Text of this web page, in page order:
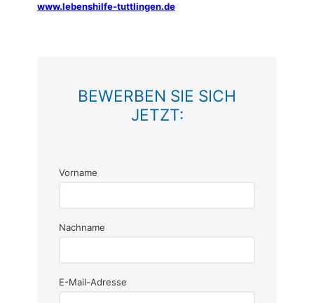
www.lebenshilfe-tuttlingen.de
BEWERBEN SIE SICH
JETZT:
Vorname
Nachname
E-Mail-Adresse